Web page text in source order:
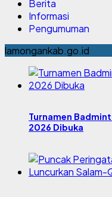
Berita
Informasi
Pengumuman
lamongankab.go.id
Turnamen
2026 Dibuka